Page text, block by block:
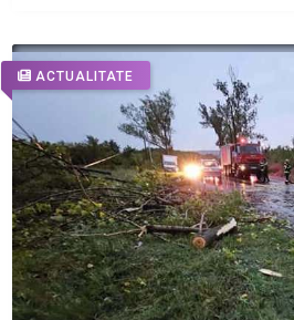
ACTUALITATE